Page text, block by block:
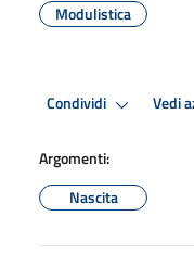
Modulistica
Condividi Vedi
Argomenti:
Nascita